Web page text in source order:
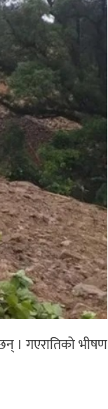
। गएरातिको भीषण